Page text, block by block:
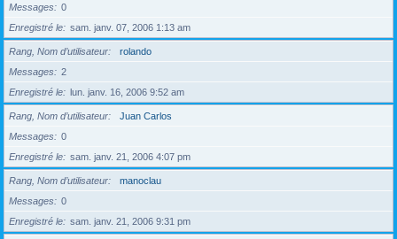
Messages
0
Enregistré le
sam. janv. 07, 2006 1:13 am
Rang, Nom d’utilisateur
rolando
Messages
2
Enregistré le
lun. janv. 16, 2006 9:52 am
Rang, Nom d’utilisateur
Juan Carlos
Messages
0
Enregistré le
sam. janv. 21, 2006 4:07 pm
Rang, Nom d’utilisateur
manoclau
Messages
0
Enregistré le
sam. janv. 21, 2006 9:31 pm